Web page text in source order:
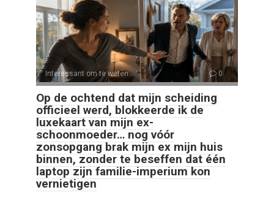
Interessant om te weten 0
Op de ochtend dat mijn scheiding
officieel werd, blokkeerde ik de
luxekaart van mijn ex-
schoonmoeder… nog vóór
zonsopgang brak mijn ex mijn huis
binnen, zonder te beseffen dat één
laptop zijn familie-imperium kon
vernietigen